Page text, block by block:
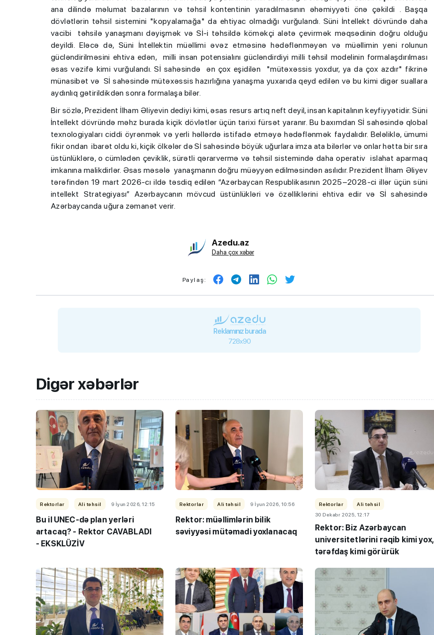
ana dilində məlumat bazalarının və təhsil kontentinin yaradılmasının əhəmiyyəti önə çəkildi . Başqa
dövlətlərin təhsil sistemini "kopyalamağa" da ehtiyac olmadığı vurğulandı. Süni İntellekt dövründə daha
vacibi təhsilə yanaşmanı dəyişmək və Sİ-i təhsildə köməkçi alətə çevirmək məqsədinin doğru olduğu
deyildi. Eləcə də, Süni İntellektin müəllimi əvəz etməsinə hədəflənməyən və müəllimin yeni rolunun
gücləndirilməsini ehtiva edən, milli insan potensialını gücləndirdiyi milli təhsil modelinin formalaşdırılması
əsas vəzifə kimi vurğulandı. Sİ sahəsində ən çox eşidilən "mütəxəssis yoxdur, ya da çox azdır" fikrinə
münasibət və Sİ sahəsində mütəxəssis hazırlığına yanaşma yuxarıda qeyd edilən və bu kimi digər suallara
aydınlıq gətirildikdən sonra formalaşa bilər.
Bir sözlə, Prezident İlham Əliyevin dediyi kimi, əsas resurs artıq neft deyil, insan kapitalının keyfiyyətidir. Süni
İntellekt dövründə məhz burada kiçik dövlətlər üçün tarixi fürsət yaranır. Bu baxımdan Sİ sahəsində qlobal
texnologiyaları ciddi öyrənmək və yerli həllərdə istifadə etməyə hədəflənmək faydalıdır. Beləliklə, ümumi
fikir ondan ibarət oldu ki, kiçik ölkələr də Sİ sahəsində böyük uğurlara imza ata bilərlər və onlar hətta bir sıra
üstünlüklərə, o cümlədən çeviklik, sürətli qərarvermə və təhsil sistemində daha operativ islahat aparmaq
imkanına malikdirlər. Əsas məsələ yanaşmanın doğru müəyyən edilməsindən asılıdır. Prezident İlham Əliyev
tərəfindən 19 mart 2026-cı ildə təsdiq edilən “Azərbaycan Respublikasının 2025–2028-ci illər üçün süni
intellekt Strategiyası” Azərbaycanın mövcud üstünlükləri və özəlliklərini ehtiva edir və Sİ sahəsində
Azərbaycanda uğura zəmanət verir.
Azedu.az
Daha çox xəbər
Paylaş:
Reklamınız burada
728x90
Digər xəbərlər
Rektorlar Ali təhsil 9 İyun 2026, 12:15
Bu il UNEC-də plan yerləri
artacaq? - Rektor CAVABLADI
- EKSKLÜZİV
Rektorlar Ali təhsil 9 İyun 2026, 10:56
Rektor: müəllimlərin bilik
səviyyəsi mütəmadi yoxlanacaq
Rektorlar
Ali təhsil
30 Dekabr 2025, 12:17
Rektor: Biz Azərbaycan
universitetlərini rəqib kimi yox,
tərəfdaş kimi görürük